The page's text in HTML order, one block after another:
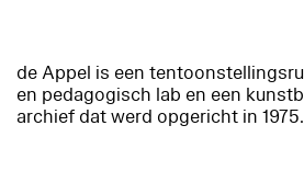
de Appel is een
en pedagogisch lab en een
archief dat werd opgericht in 1975.